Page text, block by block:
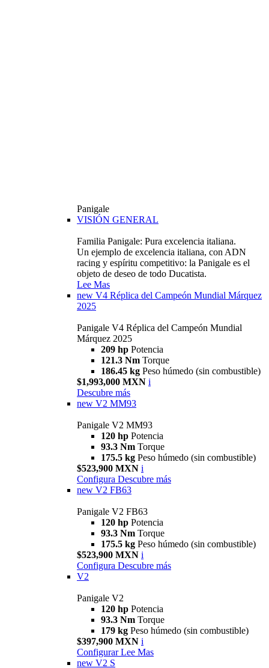
Panigale
VISIÓN GENERAL
Familia Panigale: Pura excelencia italiana.
Un ejemplo de excelencia italiana, con ADN
racing y espíritu competitivo: la Panigale es el
objeto de deseo de todo Ducatista.
Lee Mas
new V4 Réplica del Campeón Mundial Márquez
2025
Panigale V4 Réplica del Campeón Mundial
Márquez 2025
209 hp Potencia
121.3 Nm Torque
186.45 kg Peso húmedo (sin combustible)
$1,993,000 MXN i
Descubre más
new V2 MM93
Panigale V2 MM93
120 hp Potencia
93.3 Nm Torque
175.5 kg Peso húmedo (sin combustible)
$523,900 MXN i
Configura Descubre más
new V2 FB63
Panigale V2 FB63
120 hp Potencia
93.3 Nm Torque
175.5 kg Peso húmedo (sin combustible)
$523,900 MXN i
Configura Descubre más
V2
Panigale V2
120 hp Potencia
93.3 Nm Torque
179 kg Peso húmedo (sin combustible)
$397,900 MXN i
Configurar Lee Mas
new V2 S